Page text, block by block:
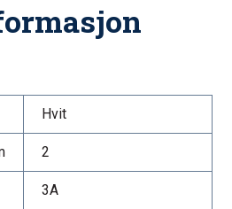
Hvit
2
3A